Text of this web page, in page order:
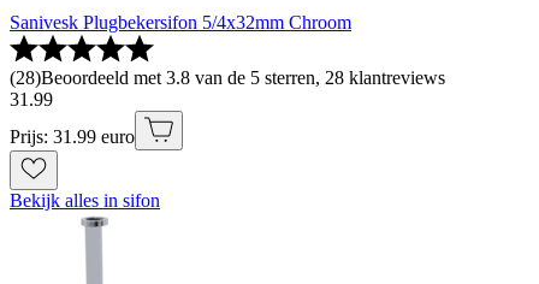
Sanivesk Plugbekersifon 5/4x32mm Chroom
(28)Beoordeeld met 3.8 van de 5 sterren, 28 klantreviews
31 .99
Prijs: 31.99 euro
Bekijk alles in sifon